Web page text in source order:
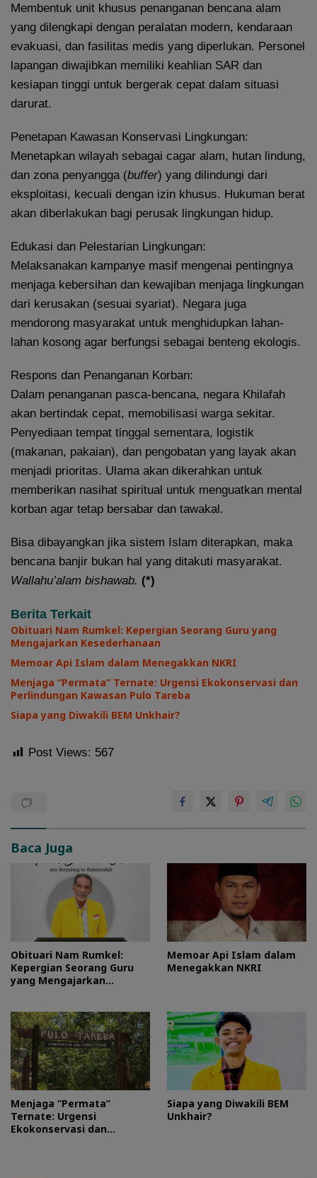
Membentuk unit khusus penanganan bencana alam
yang dilengkapi dengan peralatan modern, kendaraan
evakuasi, dan fasilitas medis yang diperlukan. Personel
lapangan diwajibkan memiliki keahlian SAR dan
kesiapan tinggi untuk bergerak cepat dalam situasi
darurat.
Penetapan Kawasan Konservasi Lingkungan:
Menetapkan wilayah sebagai cagar alam, hutan lindung,
dan zona penyangga (buffer) yang dilindungi dari
eksploitasi, kecuali dengan izin khusus. Hukuman berat
akan diberlakukan bagi perusak lingkungan hidup.
Edukasi dan Pelestarian Lingkungan:
Melaksanakan kampanye masif mengenai pentingnya
menjaga kebersihan dan kewajiban menjaga lingkungan
dari kerusakan (sesuai syariat). Negara juga
mendorong masyarakat untuk menghidupkan lahan-
lahan kosong agar berfungsi sebagai benteng ekologis.
Respons dan Penanganan Korban:
Dalam penanganan pasca-bencana, negara Khilafah
akan bertindak cepat, memobilisasi warga sekitar.
Penyediaan tempat tinggal sementara, logistik
(makanan, pakaian), dan pengobatan yang layak akan
menjadi prioritas. Ulama akan dikerahkan untuk
memberikan nasihat spiritual untuk menguatkan mental
korban agar tetap bersabar dan tawakal.
Bisa dibayangkan jika sistem Islam diterapkan, maka
bencana banjir bukan hal yang ditakuti masyarakat.
Wallahu’alam bishawab. (*)
Berita Terkait
Obituari Nam Rumkel: Kepergian Seorang Guru yang
Mengajarkan Kesederhanaan
Memoar Api Islam dalam Menegakkan NKRI
Menjaga “Permata” Ternate: Urgensi Ekokonservasi dan
Perlindungan Kawasan Pulo Tareba
Siapa yang Diwakili BEM Unkhair?
Post Views: 567
Baca Juga
Obituari Nam Rumkel:
Kepergian Seorang Guru
yang Mengajarkan
Memoar Api Islam dalam
Menegakkan NKRI
Menjaga “Permata”
Ternate: Urgensi
Ekokonservasi dan
Siapa yang Diwakili BEM
Unkhair?